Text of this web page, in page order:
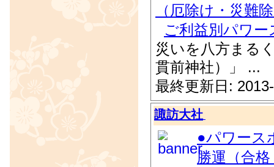
（厄除け・災難
ご利益別パワ
災いを八方まる
貫前神社）」 ...
最終更新日:
諏訪大社
●パワース
勝運（合